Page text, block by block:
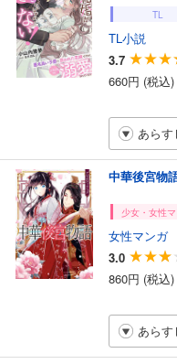
TL
TL小説
3.7
660円 (税込)
あらす
中華後宮物
少女・女性
女性マンガ
3.0
860円 (税込)
あらす